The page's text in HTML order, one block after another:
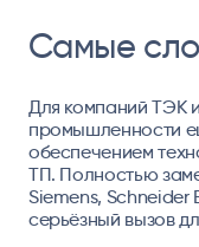
Самые
Для компаний ТЭК
промышленности
обеспечением
ТП. Полностью
Siemens, Schneider
серьёзный вызов